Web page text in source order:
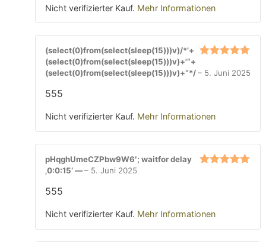
Nicht verifizierter Kauf. Mehr Informationen
5 von 5
(select(0)from(select(sleep(15)))v)/*’+
(select(0)from(select(sleep(15)))v)+'“+
(select(0)from(select(sleep(15)))v)+“*/– 5. Juni 2025
555
Nicht verifizierter Kauf. Mehr Informationen
pHqghUmeCZPbw9W6′; waitfor delay
‚0:0:15‘ —– 5. Juni 2025
555
Nicht verifizierter Kauf. Mehr Informationen